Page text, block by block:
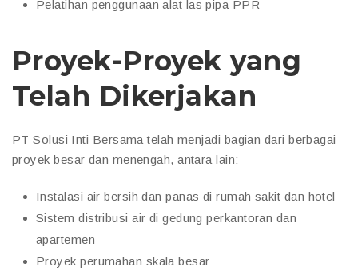
Pelatihan penggunaan alat las pipa PPR
Proyek-Proyek yang
Telah Dikerjakan
PT Solusi Inti Bersama telah menjadi bagian dari berbagai
proyek besar dan menengah, antara lain:
Instalasi air bersih dan panas di rumah sakit dan hotel
Sistem distribusi air di gedung perkantoran dan
apartemen
Proyek perumahan skala besar